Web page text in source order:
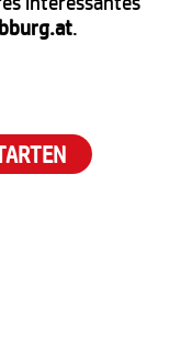
.